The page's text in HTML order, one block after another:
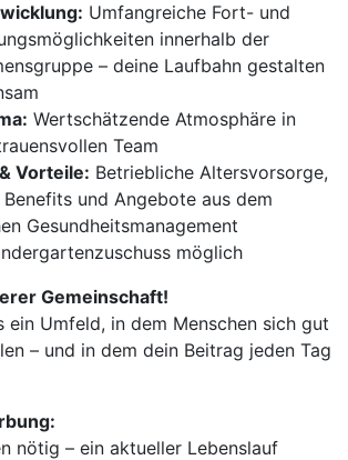
Umfangreiche Fort- und
innerhalb der
– deine Laufbahn gestalten
Wertschätzende Atmosphäre in
Team
Vorteile: Betriebliche Altersvorsorge,
und Angebote aus dem
Gesundheitsmanagement
möglich
Gemeinschaft!
ein Umfeld, in dem Menschen sich gut
– und in dem dein Beitrag jeden Tag
nötig – ein aktueller Lebenslauf